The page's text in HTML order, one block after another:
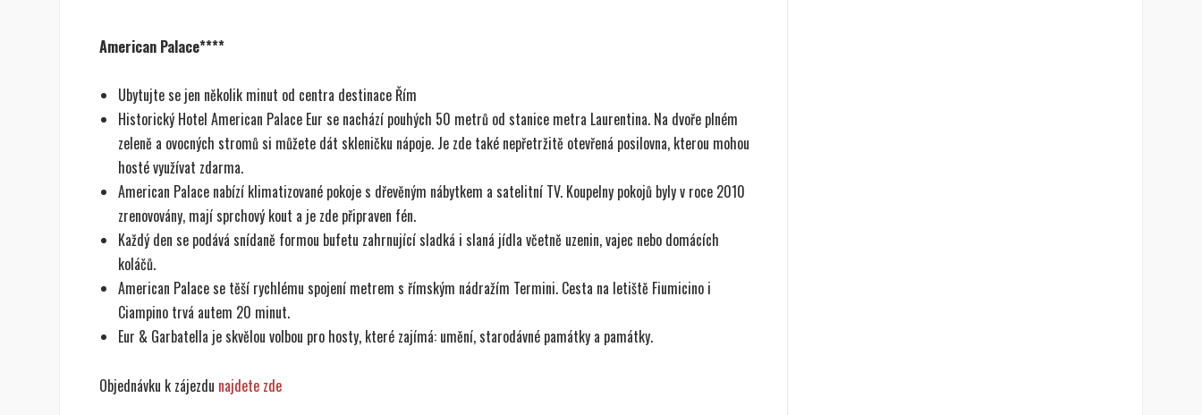
American Palace****
Ubytujte se jen několik minut od centra destinace Řím
Historický Hotel American Palace Eur se nachází pouhých 50 metrů od stanice metra Laurentina. Na dvoře plném
zeleně a ovocných stromů si můžete dát skleničku nápoje. Je zde také nepřetržitě otevřená posilovna, kterou mohou
hosté využívat zdarma.
American Palace nabízí klimatizované pokoje s dřevěným nábytkem a satelitní TV. Koupelny pokojů byly v roce 2010
zrenovovány, mají sprchový kout a je zde připraven fén.
Každý den se podává snídaně formou bufetu zahrnující sladká i slaná jídla včetně uzenin, vajec nebo domácích
koláčů.
American Palace se těší rychlému spojení metrem s římským nádražím Termini. Cesta na letiště Fiumicino i
Ciampino trvá autem 20 minut.
Eur & Garbatella je skvělou volbou pro hosty, které zajímá: umění, starodávné památky a památky. ​
Objednávku k zájezdu najdete zde